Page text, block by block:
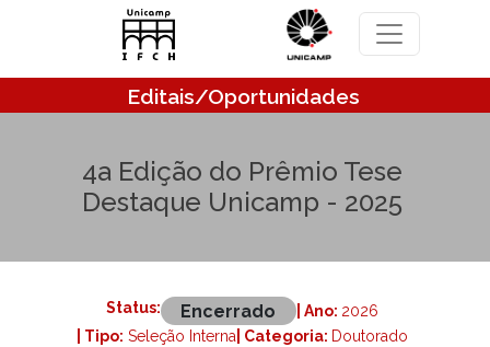
Pular para o conteúdo principal
Editais/Oportunidades
4a Edição do Prêmio Tese
Destaque Unicamp - 2025
Status: Encerrado | Ano: 2026
| Tipo: Seleção Interna | Categoria: Doutorado